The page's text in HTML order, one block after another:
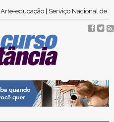
Arte-educação | Serviço Nacional de